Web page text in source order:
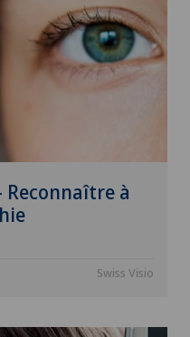
à
Swiss Visio